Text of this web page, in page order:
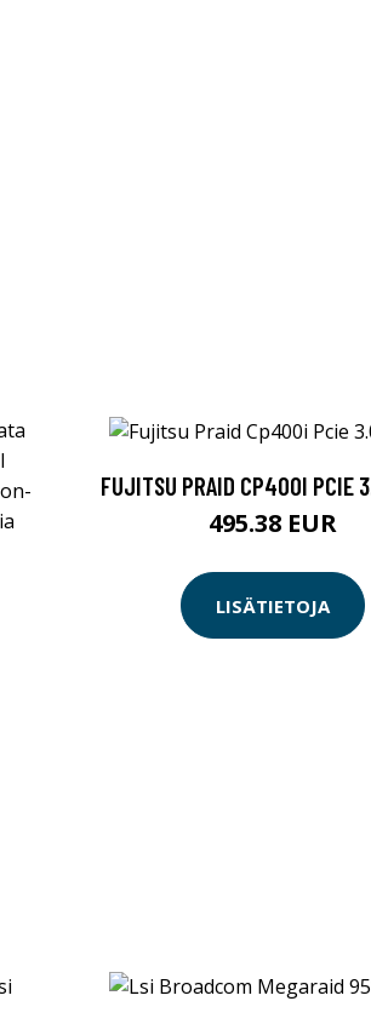
FUJITSU PRAID CP400I PCIE
495.38 EUR
LISÄTIETOJA